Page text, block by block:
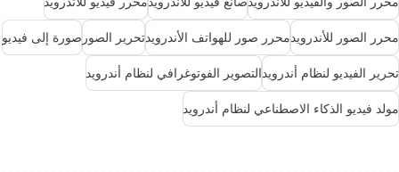
محرر الصور للأندرويدمحرر صور للهواتف الأندرويدتحرير الصور صورة إلى فيديو
تحرير الفيديو لنظام أندرويدالتصوير الفوتوغرافي لنظام أندرويد
مولد فيديو الذكاء الاصطناعي لنظام أندرويد